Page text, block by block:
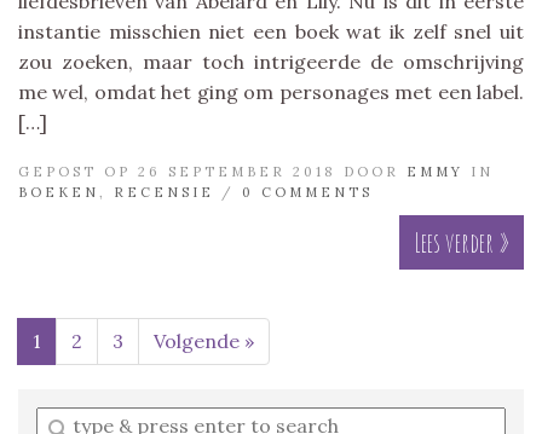
instantie misschien niet een boek wat ik zelf snel uit
zou zoeken, maar toch intrigeerde de omschrijving
me wel, omdat het ging om personages met een label.
[…]
GEPOST OP 26 SEPTEMBER 2018 DOOR EMMY
IN
BOEKEN
RECENSIE / 0 COMMENTS
Lees verder »
1 2 3 Volgende »
Enter